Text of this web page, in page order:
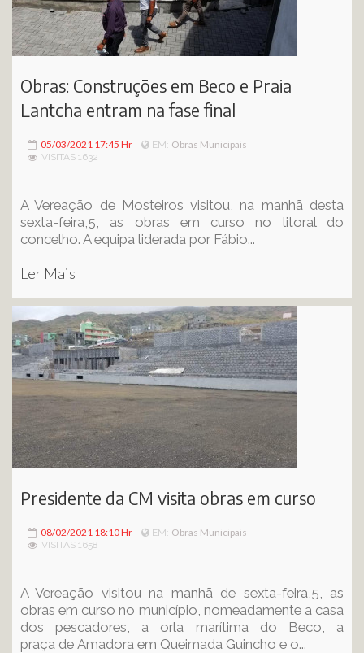
Obras: Construções em Beco e Praia
Lantcha entram na fase final
05/03/2021 17:45 Hr EM: Obras Municipais
VISITAS 1632
A Vereação de Mosteiros visitou, na manhã desta
sexta-feira,5, as obras em curso no litoral do
concelho. A equipa liderada por Fábio...
Ler Mais
Presidente da CM visita obras em curso
08/02/2021 18:10 Hr EM: Obras Municipais
VISITAS 1658
A Vereação visitou na manhã de sexta-feira,5, as
obras em curso no município, nomeadamente a casa
dos pescadores, a orla marítima do Beco, a
praça de Amadora em Queimada Guincho e o...